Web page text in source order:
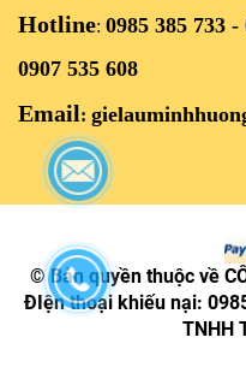
Hotline: 0985 385 733 -
0907 535 608
Email:
© Bản quyền thuộc về
ĐIện thoại khiếu nại:
TNHH